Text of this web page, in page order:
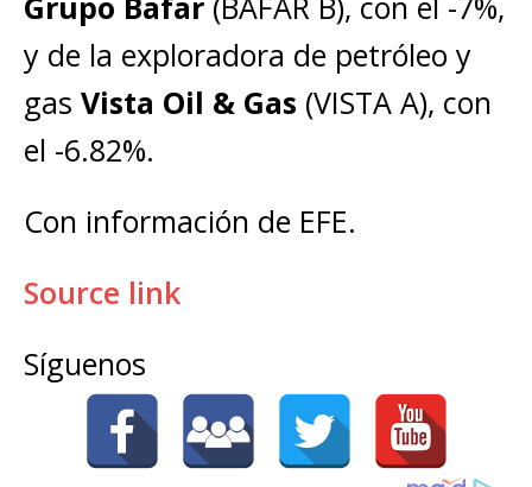
y de la exploradora de petróleo y
gas Vista Oil & Gas (VISTA A), con
el -6.82%.
Con información de EFE.
Source link
Síguenos